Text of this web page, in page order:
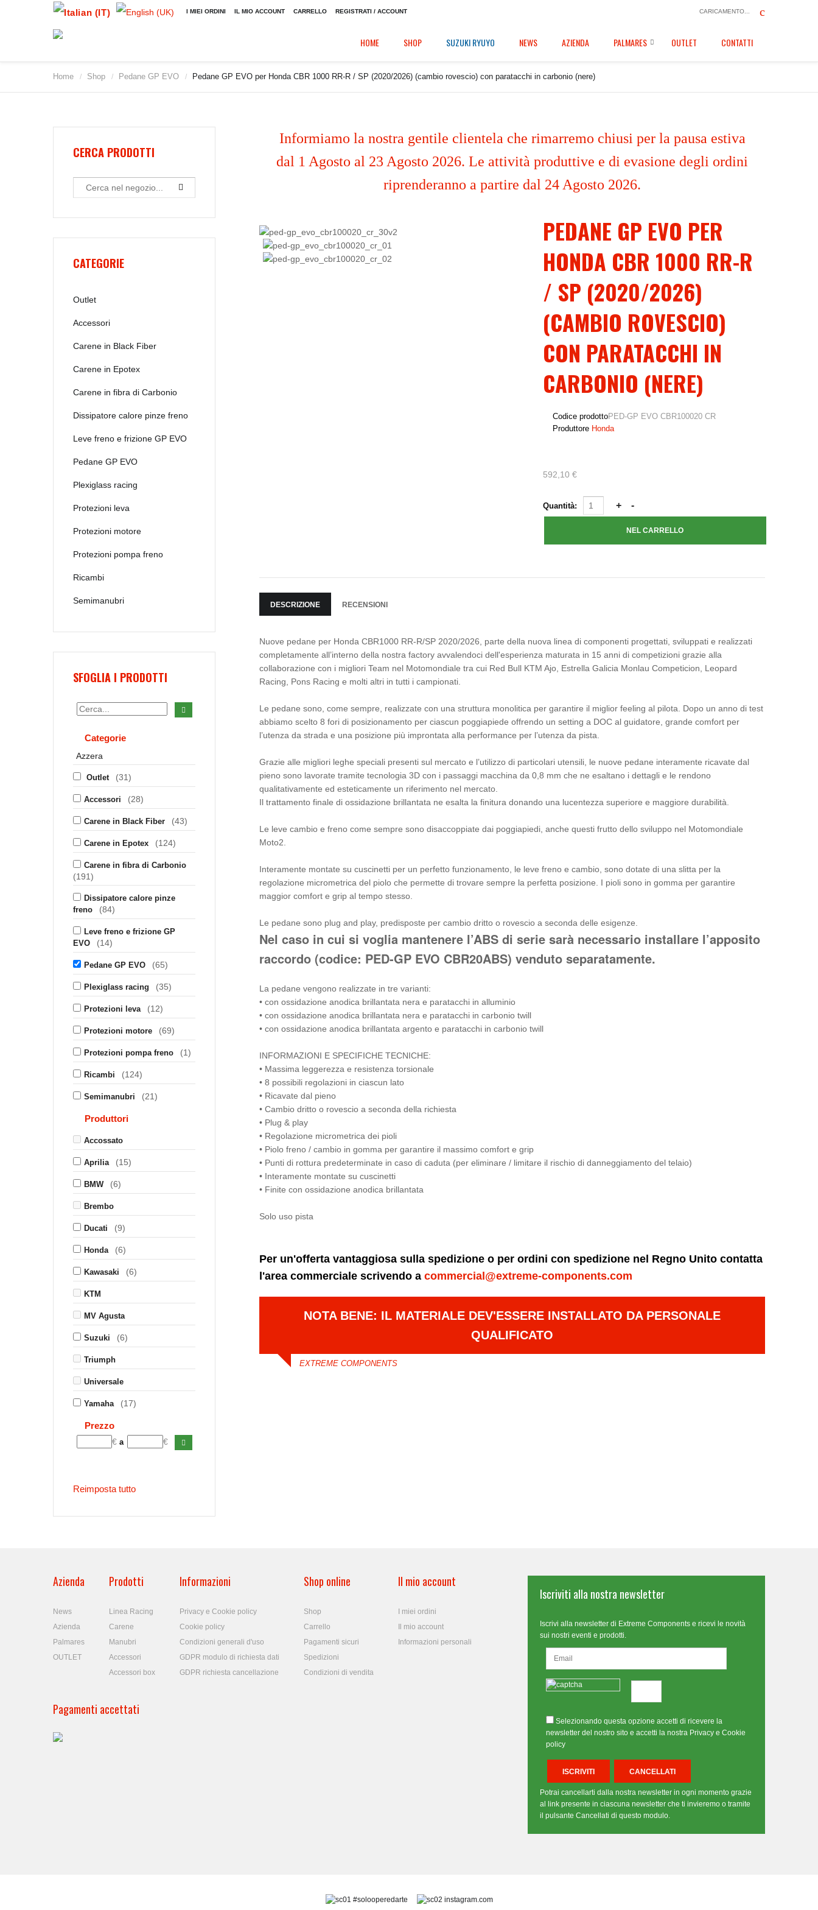
I MIEI ORDINI IL MIO ACCOUNT CARRELLO REGISTRATI / ACCOUNT CARICAMENTO...
HOME SHOP SUZUKI RYUYO NEWS AZIENDA PALMARES
2010
OUTLET CONTATTI
Home / Shop / Pedane GP EVO / Pedane GP EVO per Honda CBR 1000 RR-R / SP (2020/2026) (cambio rovescio) con paratacchi in carbonio (nere)
Informiamo la nostra gentile clientela che rimarremo chiusi per la pausa estiva
dal 1 Agosto al 23 Agosto 2026. Le attività produttive e di evasione degli ordini
riprenderanno a partire dal 24 Agosto 2026.
PEDANE GP EVO PER
HONDA CBR 1000 RR-R
/ SP (2020/2026)
(CAMBIO ROVESCIO)
CON PARATACCHI IN
CARBONIO (NERE)
Codice prodottoPED-GP EVO CBR100020 CR
Produttore Honda
592,10 €
Quantità:
DESCRIZIONE RECENSIONI
Nuove pedane per Honda CBR1000 RR-R/SP 2020/2026, parte della nuova linea di componenti progettati, sviluppati e realizzati
completamente all’interno della nostra factory avvalendoci dell'esperienza maturata in 15 anni di competizioni grazie alla
collaborazione con i migliori Team nel Motomondiale tra cui Red Bull KTM Ajo, Estrella Galicia Monlau Competicion, Leopard
Racing, Pons Racing e molti altri in tutti i campionati.
Le pedane sono, come sempre, realizzate con una struttura monolitica per garantire il miglior feeling al pilota. Dopo un anno di test
abbiamo scelto 8 fori di posizionamento per ciascun poggiapiede offrendo un setting a DOC al guidatore, grande comfort per
l’utenza da strada e una posizione più improntata alla performance per l’utenza da pista.
Grazie alle migliori leghe speciali presenti sul mercato e l’utilizzo di particolari utensili, le nuove pedane interamente ricavate dal
pieno sono lavorate tramite tecnologia 3D con i passaggi macchina da 0,8 mm che ne esaltano i dettagli e le rendono
qualitativamente ed esteticamente un riferimento nel mercato.
Il trattamento finale di ossidazione brillantata ne esalta la finitura donando una lucentezza superiore e maggiore durabilità.
Le leve cambio e freno come sempre sono disaccoppiate dai poggiapiedi, anche questi frutto dello sviluppo nel Motomondiale
Moto2.
Interamente montate su cuscinetti per un perfetto funzionamento, le leve freno e cambio, sono dotate di una slitta per la
regolazione micrometrica del piolo che permette di trovare sempre la perfetta posizione. I pioli sono in gomma per garantire
maggior comfort e grip al tempo stesso.
Le pedane sono plug and play, predisposte per cambio dritto o rovescio a seconda delle esigenze.
Nel caso in cui si voglia mantenere l’ABS di serie sarà necessario installare l’apposito
raccordo (codice: PED-GP EVO CBR20ABS) venduto separatamente.
La pedane vengono realizzate in tre varianti:
• con ossidazione anodica brillantata nera e paratacchi in alluminio
• con ossidazione anodica brillantata nera e paratacchi in carbonio twill
• con ossidazione anodica brillantata argento e paratacchi in carbonio twill
INFORMAZIONI E SPECIFICHE TECNICHE:
• Massima leggerezza e resistenza torsionale
• 8 possibili regolazioni in ciascun lato
• Ricavate dal pieno
• Cambio dritto o rovescio a seconda della richiesta
• Plug & play
• Regolazione micrometrica dei pioli
• Piolo freno / cambio in gomma per garantire il massimo comfort e grip
• Punti di rottura predeterminate in caso di caduta (per eliminare / limitare il rischio di danneggiamento del telaio)
• Interamente montate su cuscinetti
• Finite con ossidazione anodica brillantata
Solo uso pista
Per un'offerta vantaggiosa sulla spedizione o per ordini con spedizione nel Regno Unito contatta
l'area commerciale scrivendo acommercial@extreme-components.com
NOTA BENE: IL MATERIALE DEV'ESSERE INSTALLATO DA PERSONALE
QUALIFICATO
EXTREME COMPONENTS
CERCA PRODOTTI
CATEGORIE
Outlet
Accessori
Carene in Black Fiber
Carene in Epotex
Carene in fibra di Carbonio
Dissipatore calore pinze freno
Leve freno e frizione GP EVO
Pedane GP EVO
Plexiglass racing
Protezioni leva
Protezioni motore
Protezioni pompa freno
Ricambi
Semimanubri
SFOGLIA I PRODOTTI
Categorie
Azzera
Outlet (31)
Accessori (28)
Carene in Black Fiber (43)
Carene in Epotex (124)
Carene in fibra di Carbonio
(191)
Dissipatore calore pinze
freno
(84)
Leve freno e frizione GP
EVO
(14)
Pedane GP EVO (65)
Plexiglass racing (35)
Protezioni leva (12)
Protezioni motore (69)
Protezioni pompa freno (1)
Ricambi (124)
Semimanubri (21)
Produttori
Accossato
Aprilia (15)
BMW (6)
Brembo
Ducati (9)
Honda (6)
Kawasaki (6)
KTM
MV Agusta
Suzuki (6)
Triumph
Universale
Yamaha (17)
Prezzo
€a €
Reimposta tutto
Azienda
News
Azienda
Palmares
OUTLET
Prodotti
Linea Racing
Carene
Manubri
Accessori
Accessori box
Informazioni
Privacy e Cookie policy
Cookie policy
Condizioni generali d'uso
GDPR modulo di richiesta dati
GDPR richiesta cancellazione
Shop online
Shop
Carrello
Pagamenti sicuri
Spedizioni
Condizioni di vendita
Il mio account
I miei ordini
Il mio account
Informazioni personali
Pagamenti accettati
Iscriviti alla nostra newsletter
Iscrivi alla newsletter di Extreme Components e ricevi le novità
sui nostri eventi e prodotti.
Selezionando questa opzione accetti di ricevere la
newsletter del nostro sito e accetti la nostra Privacy e Cookie
policy
Potrai cancellarti dalla nostra newsletter in ogni momento grazie
al link presente in ciascuna newsletter che ti invieremo o tramite
il pulsante Cancellati di questo modulo.
#solooperedarte instagram.com